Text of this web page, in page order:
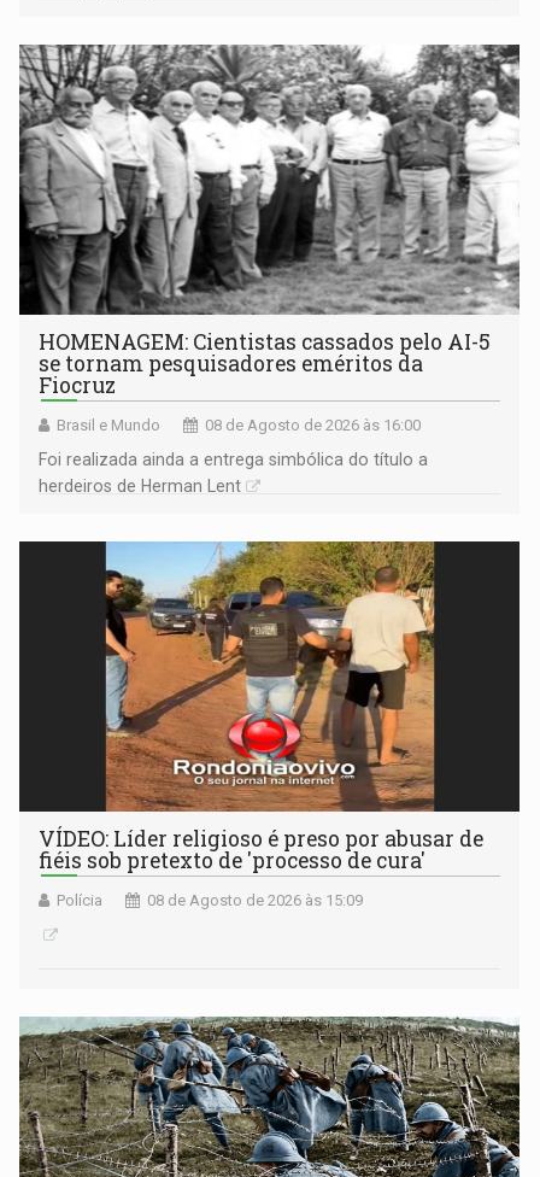
HOMENAGEM: Cientistas cassados pelo AI-5
se tornam pesquisadores eméritos da
Fiocruz
Brasil e Mundo 08 de Agosto de 2026 às 16:00
Foi realizada ainda a entrega simbólica do título a
herdeiros de Herman Lent
VÍDEO: Líder religioso é preso por abusar de
fiéis sob pretexto de 'processo de cura'
Polícia 08 de Agosto de 2026 às 15:09